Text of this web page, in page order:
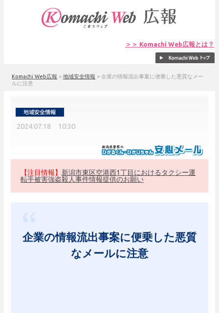
＞＞ Komachi Web広報とは？
Komachi Web広報 > 地域安全情報 > 企業の情報流出事案に便乗した悪質なメー
ルに注意
2024.07.18 10:30
【注目情報】 新潟市東区空港西1丁目におけるタクシー運
転手被害強盗殺人事件情報提供のお願い
企業の情報流出事案に便乗した悪質
なメールに注意